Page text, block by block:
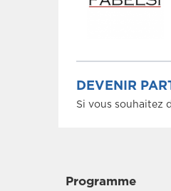
DEVENIR
Si vous souhaitez
Programme